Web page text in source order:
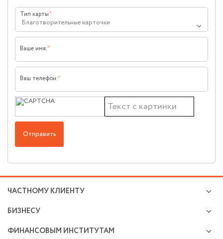
Тип карты
Благотворительные карточки
Ваше имя:
Ваш телефон:
Отправить
ЧАСТНОМУ КЛИЕНТУ
Валютно-обменные операции
Cбережения и инвестиции
БИЗНЕСУ
Расчетно-кассовое обслуживание
ФИНАНСОВЫМ ИНСТИТУТАМ